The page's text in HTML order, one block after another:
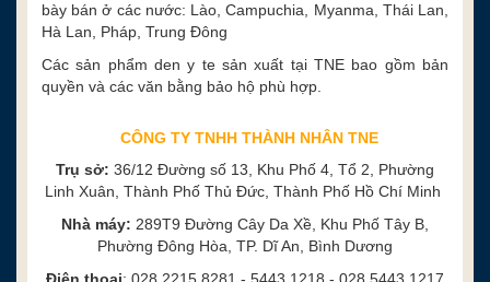
bày bán ở các nước: Lào, Campuchia, Myanma, Thái Lan,
Hà Lan, Pháp, Trung Đông
Các sản phẩm den y te sản xuất tại TNE bao gồm bản
quyền và các văn bằng bảo hộ phù hợp.
CÔNG TY TNHH THÀNH NHÂN TNE
Trụ sở: 36/12 Đường số 13, Khu Phố 4, Tổ 2, Phường
Linh Xuân, Thành Phố Thủ Đức, Thành Phố Hồ Chí Minh
Nhà máy: 289T9 Đường Cây Da Xề, Khu Phố Tây B,
Phường Đông Hòa, TP. Dĩ An, Bình Dương